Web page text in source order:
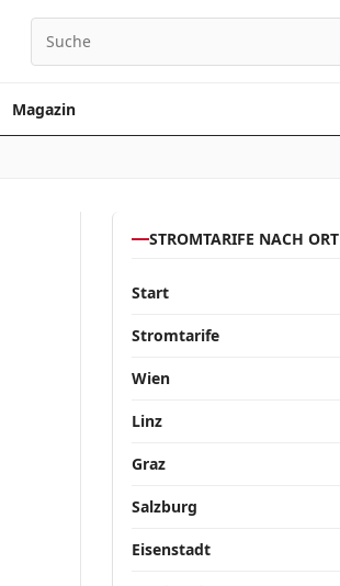
Magazin
STROMTARIFE NACH ORT
Start
Stromtarife
Wien
Linz
Graz
Salzburg
Eisenstadt